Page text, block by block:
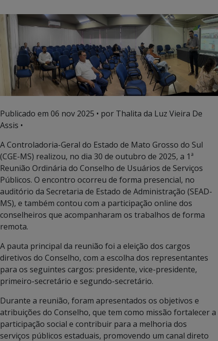
Publicado em 06 nov 2025 • por Thalita da Luz Vieira De
Assis •
A Controladoria-Geral do Estado de Mato Grosso do Sul
(CGE-MS) realizou, no dia 30 de outubro de 2025, a 1ª
Reunião Ordinária do Conselho de Usuários de Serviços
Públicos. O encontro ocorreu de forma presencial, no
auditório da Secretaria de Estado de Administração (SEAD-
MS), e também contou com a participação online dos
conselheiros que acompanharam os trabalhos de forma
remota.
A pauta principal da reunião foi a eleição dos cargos
diretivos do Conselho, com a escolha dos representantes
para os seguintes cargos: presidente, vice-presidente,
primeiro-secretário e segundo-secretário.
Durante a reunião, foram apresentados os objetivos e
atribuições do Conselho, que tem como missão fortalecer a
participação social e contribuir para a melhoria dos
serviços públicos estaduais, promovendo um canal direto